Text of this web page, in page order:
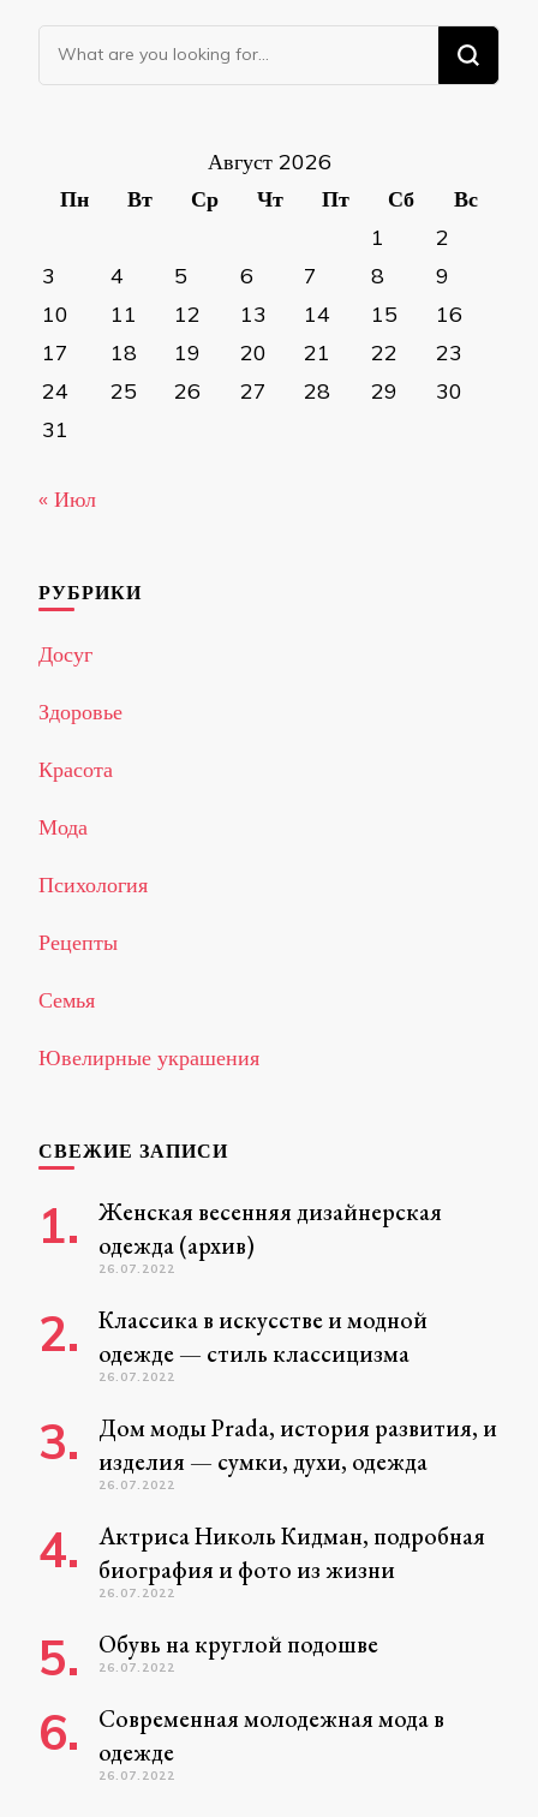
Август 2026
Пн
Вт Ср Чт Пт Сб
Вс
1
2
3
4 5 6 7 8
9
10
11 12 13 14 15
16
17
18 19 20 21 22
23
24
25 26 27 28 29
30
31
« Июл
РУБРИКИ
Досуг
Здоровье
Красота
Мода
Психология
Рецепты
Семья
Ювелирные украшения
СВЕЖИЕ ЗАПИСИ
Женская весенняя дизайнерская
одежда (архив)
26.07.2022
Классика в искусстве и модной
одежде — стиль классицизма
26.07.2022
Дом моды Prada, история развития, и
изделия — сумки, духи, одежда
26.07.2022
Актриса Николь Кидман, подробная
биография и фото из жизни
26.07.2022
Обувь на круглой подошве
26.07.2022
Современная молодежная мода в
одежде
26.07.2022